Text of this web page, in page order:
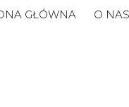
GŁÓWNA O NAS